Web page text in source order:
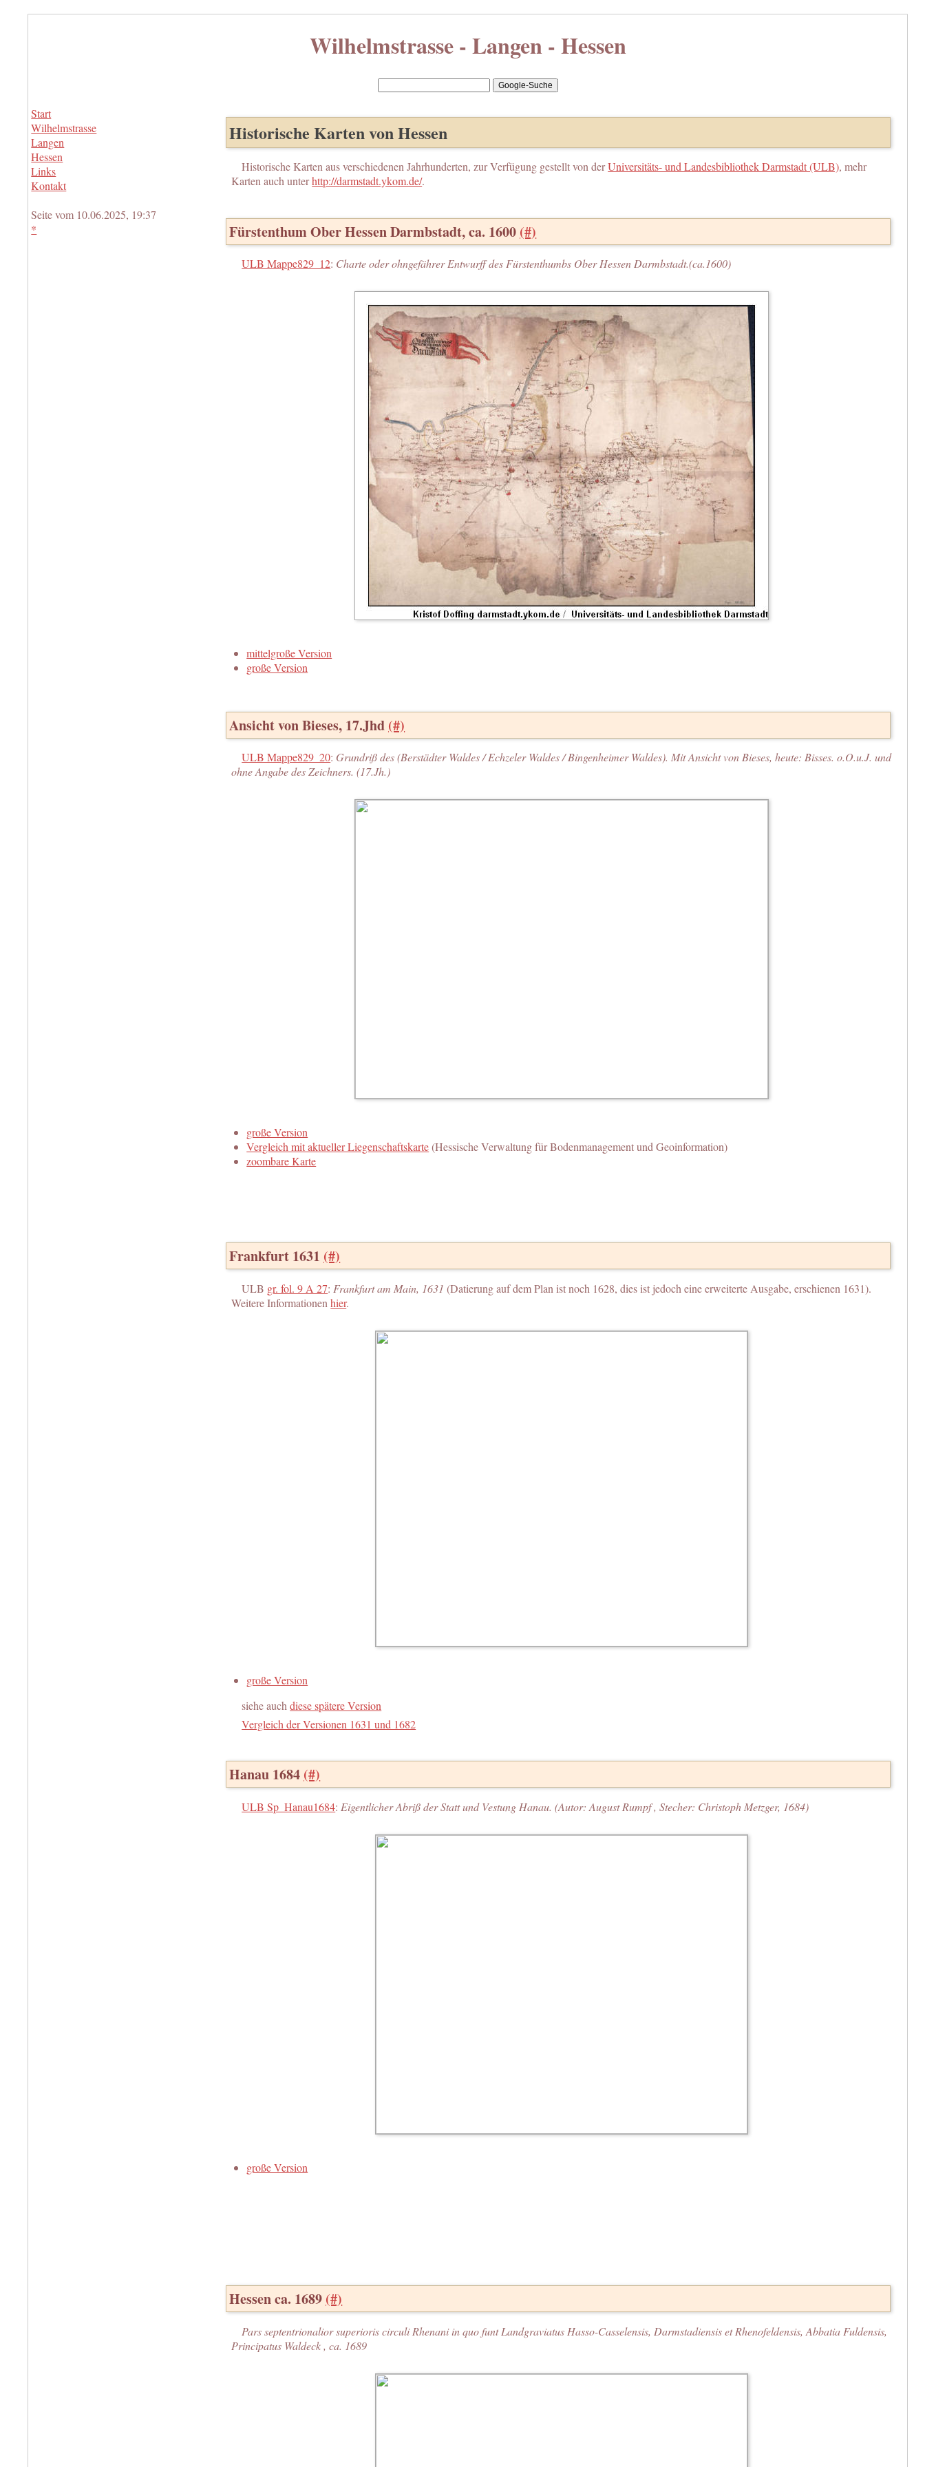
Wilhelmstrasse - Langen - Hessen
Start
Wilhelmstrasse
Langen
Hessen
Links
Kontakt
Seite vom 10.06.2025, 19:37
*
Historische Karten von Hessen
Historische Karten aus verschiedenen Jahrhunderten, zur Verfügung gestellt von derUniversitäts- und Landesbibliothek Darmstadt (ULB), mehr
Karten auch unterhttp://darmstadt.ykom.de/.
Fürstenthum Ober Hessen Darmbstadt, ca. 1600 (#)
ULB Mappe829_12: Charte oder ohngefährer Entwurff des Fürstenthumbs Ober Hessen Darmbstadt.(ca.1600)
mittelgroße Version
große Version
Ansicht von Bieses, 17.Jhd (#)
ULB Mappe829_20: Grundriß des (Berstädter Waldes / Echzeler Waldes / Bingenheimer Waldes). Mit Ansicht von Bieses, heute: Bisses. o.O.u.J. und
ohne Angabe des Zeichners. (17.Jh.)
große Version
Vergleich mit aktueller Liegenschaftskarte(Hessische Verwaltung für Bodenmanagement und Geoinformation)
zoombare Karte
Frankfurt 1631 (#)
ULB gr. fol. 9 A 27: Frankfurt am Main, 1631 (Datierung auf dem Plan ist noch 1628, dies ist jedoch eine erweiterte Ausgabe, erschienen 1631).
Weitere Informationenhier.
große Version
siehe auchdiese spätere Version
Vergleich der Versionen 1631 und 1682
Hanau 1684 (#)
ULB Sp_Hanau1684: Eigentlicher Abriß der Statt und Vestung Hanau. (Autor: August Rumpf , Stecher: Christoph Metzger, 1684)
große Version
Hessen ca. 1689 (#)
Pars septentrionalior superioris circuli Rhenani in quo funt Landgraviatus Hasso-Casselensis, Darmstadiensis et Rhenofeldensis, Abbatia Fuldensis,
Principatus Waldeck , ca. 1689